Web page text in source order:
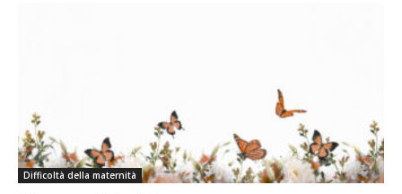
Difficoltà della maternità